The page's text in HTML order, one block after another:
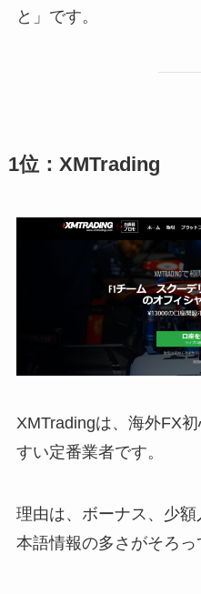
と」です。
1位：XMTrading
XMTradingは、海外FX
すい定番業者です。
理由は、ボーナス、少
本語情報の多さがそろっ